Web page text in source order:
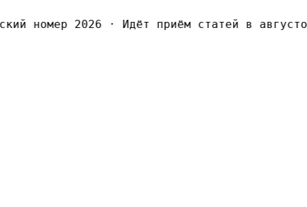
номер 2026· Идёт приём статей в